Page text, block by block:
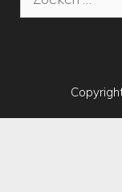
naar: